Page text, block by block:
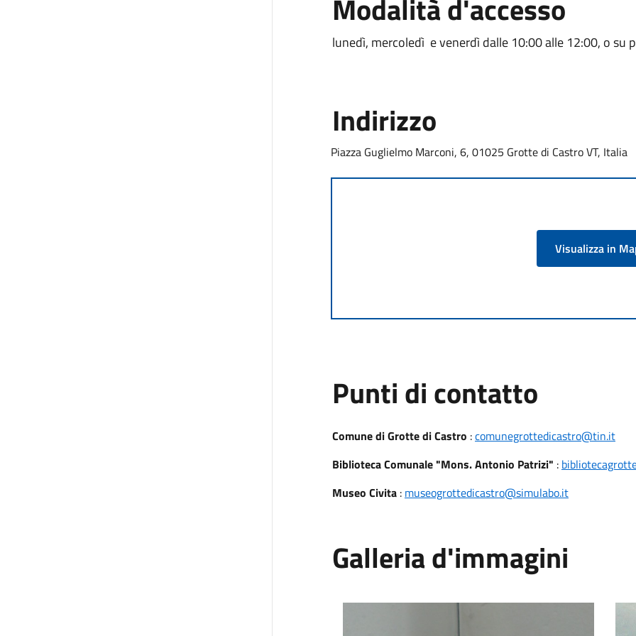
Modalità d'accesso
lunedì, mercoledì e venerdì dalle 10:00 alle 12:00, o su
Indirizzo
Piazza Guglielmo Marconi, 6, 01025 Grotte di Castro VT, Italia
Visualizza in
Punti di contatto
Comune di Grotte di Castro :comunegrottedicastro@tin.it
Biblioteca Comunale "Mons. Antonio Patrizi" :
Museo Civita: museogrottedicastro@simulabo.it
Galleria d'immagini